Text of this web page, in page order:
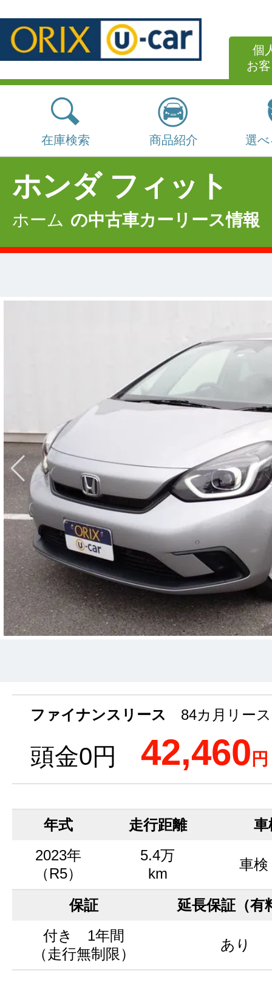
個
お
在庫検索 商品紹介 選
ホンダ フィット
ホーム の中古車カーリース情報
ファイナンスリース 84カ月リース
頭金0円 42,460 円
年式 走行距離
車
2023年
（R5）
5.4万
km
車検
保証
延長保証（有
付き 1年間
（走行無制限）
あり